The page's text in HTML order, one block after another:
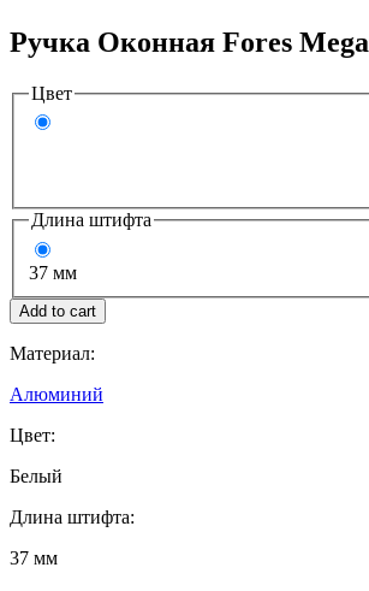
Ручка Оконная Fores Mega
Цвет
Длина штифта
37 мм
Материал:
Алюминий
Цвет:
Белый
Длина штифта:
37 мм